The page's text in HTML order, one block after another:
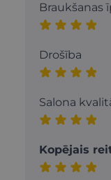
Braukšanas
Drošība
Salona
Kopējais